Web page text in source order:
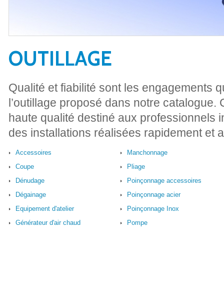
OUTILLAGE
Qualité et fiabilité sont les engagements
l’outillage proposé dans notre catalogue.
haute qualité destiné aux professionnels
des installations réalisées rapidement et
Accessoires
Coupe
Dénudage
Dégainage
Equipement d'atelier
Générateur d'air chaud
Manchonnage
Pliage
Poinçonnage accessoires
Poinçonnage acier
Poinçonnage Inox
Pompe